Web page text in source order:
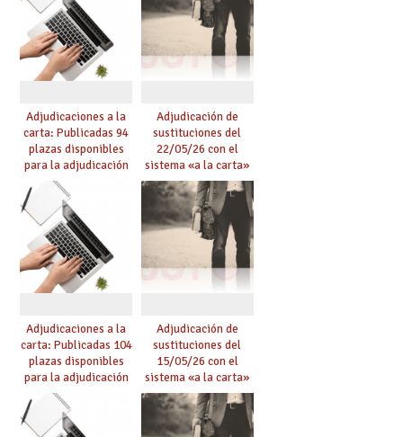
Adjudicaciones a la
carta: Publicadas 94
plazas disponibles
para la adjudicación
de mañana y abierto
plazo de solicitudes
Adjudicación de
sustituciones del
22/05/26 con el
sistema «a la carta»
conseguido con el
Acuerdo de Mejoras
Adjudicaciones a la
carta: Publicadas 104
plazas disponibles
para la adjudicación
de mañana y abierto
plazo de solicitudes
Adjudicación de
sustituciones del
15/05/26 con el
sistema «a la carta»
conseguido con el
Acuerdo de Mejoras